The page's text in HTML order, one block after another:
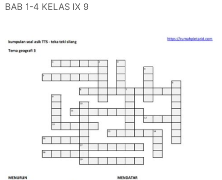
BAB 1-4 KELAS IX 9